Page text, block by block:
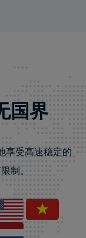
国界
享受高速稳定的
制。